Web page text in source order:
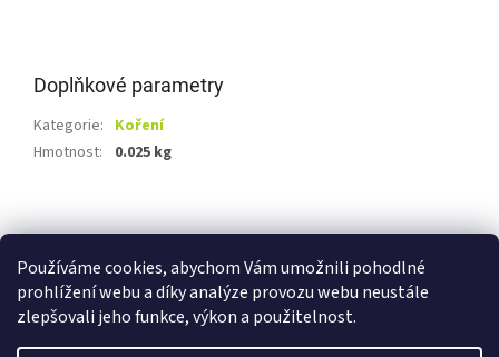
Používáme cookies, abychom Vám umožnili pohodlné
prohlížení webu a díky analýze provozu webu neustále
zlepšovali jeho funkce, výkon a použitelnost.
Doplňkové parametry
Kategorie: Koření
Hmotnost: 0.025 kg
á